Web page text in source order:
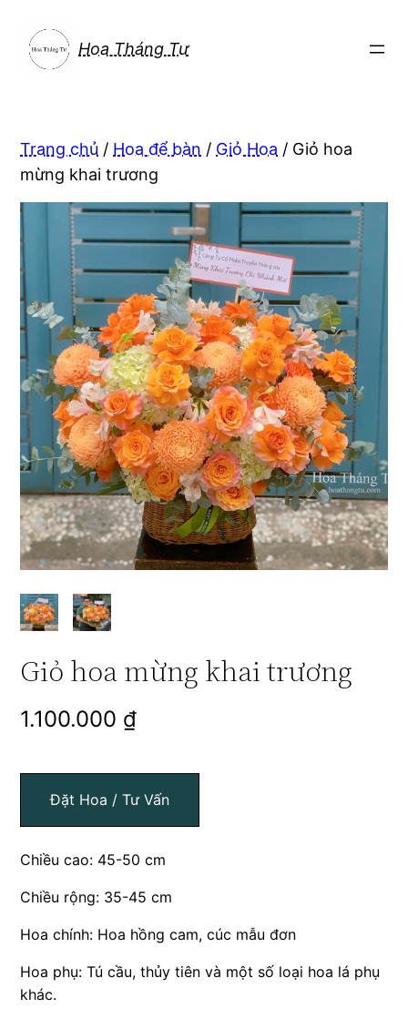
phần
Hoa Tháng Tư
Trang chủ / Hoa để bàn / Giỏ Hoa / Giỏ hoa
mừng khai trương
Giỏ hoa mừng khai trương
1.100.000 ₫
Đặt Hoa / Tư Vấn
Chiều cao: 45-50 cm
Chiều rộng: 35-45 cm
Hoa chính: Hoa hồng cam, cúc mẫu đơn
Hoa phụ: Tú cầu, thủy tiên và một số loại hoa lá phụ
khác.